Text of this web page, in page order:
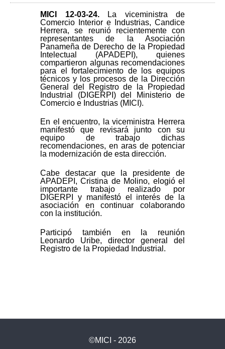
MICI 12-03-24.
La viceministra de
Comercio Interior e Industrias, Candice
Herrera, se reunió recientemente con
representantes de la Asociación
Panameña de Derecho de la Propiedad
Intelectual (APADEPI), quienes
compartieron algunas recomendaciones
para el fortalecimiento de los equipos
técnicos y los procesos de la Dirección
General del Registro de la Propiedad
Industrial (DIGERPI) del Ministerio de
Comercio e Industrias (MICI).
En el encuentro, la viceministra Herrera
manifestó que revisará junto con su
equipo de trabajo dichas
recomendaciones, en aras de potenciar
la modernización de esta dirección.
Cabe destacar que la presidente de
APADEPI, Cristina de Molino, elogió el
importante trabajo realizado por
DIGERPI y manifestó el interés de la
asociación en continuar colaborando
con la institución.
Participó también en la reunión
Leonardo Uribe, director general del
Registro de la Propiedad Industrial.
©MICI - 2026